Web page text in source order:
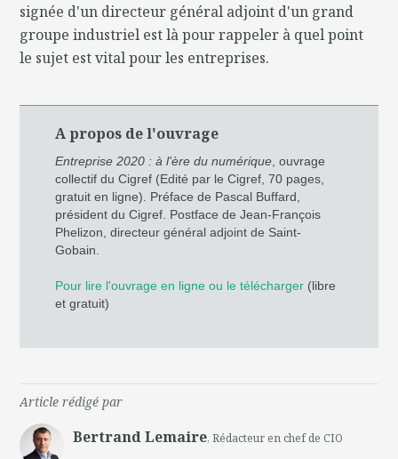
signée d'un directeur général adjoint d'un grand
groupe industriel est là pour rappeler à quel point
le sujet est vital pour les entreprises.
A propos de l'ouvrage
Entreprise 2020 : à l'ère du numérique , ouvrage
collectif du Cigref (Edité par le Cigref, 70 pages,
gratuit en ligne). Préface de Pascal Buffard,
président du Cigref. Postface de Jean-François
Phelizon, directeur général adjoint de Saint-
Gobain.
Pour lire l'ouvrage en ligne ou le télécharger (libre
et gratuit)
Article rédigé par
Bertrand Lemaire, Rédacteur en chef de CIO